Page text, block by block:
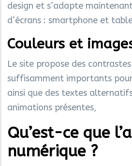
design et s’adapte
d’écrans : smartphone et
Couleurs et
Le site propose des
suffisamment importants
ainsi que des textes
animations présentes,
Qu’est-ce que
numérique ?